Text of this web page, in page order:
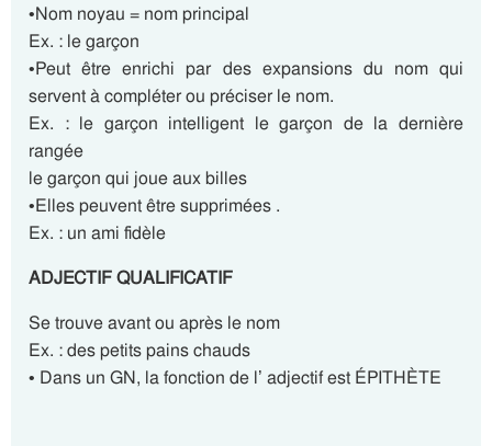
•Nom noyau = nom principal
Ex. : le garçon
•Peut être enrichi par des expansions du nom qui
servent à compléter ou préciser le nom.
Ex. : le garçon intelligent le garçon de la dernière
rangée
le garçon qui joue aux billes
•Elles peuvent être supprimées .
Ex. : un ami fidèle
ADJECTIF QUALIFICATIF
Se trouve avant ou après le nom
Ex. : des petits pains chauds
• Dans un GN, la fonction de l’ adjectif est ÉPITHÈTE